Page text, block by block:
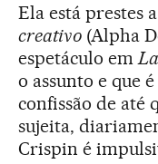
Ela está prestes
creativo(Alpha
espetáculo em
o assunto e que
confissão de até
sujeita,
Crispin é